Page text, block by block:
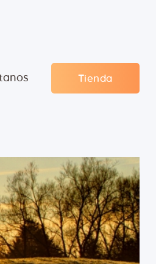
Tienda